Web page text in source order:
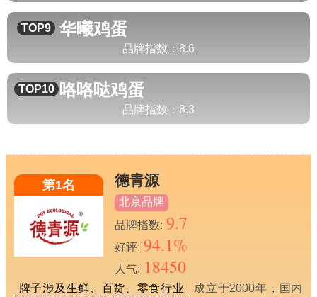
TOP9 华曦鸡蛋
品牌指数： 8.6
TOP10 咯咯哒鸡蛋
品牌指数： 8.3
第1名 德青源
北京品牌
品牌指数: 9.7
好评: 94.1%
人气: 18450
牌子涉及生鲜、百货、零食行业
成立于2000年，国内